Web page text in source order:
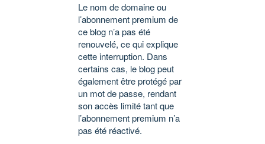
Le nom de domaine ou
l’abonnement premium de
ce blog n’a pas été
renouvelé, ce qui explique
cette interruption. Dans
certains cas, le blog peut
également être protégé par
un mot de passe, rendant
son accès limité tant que
l’abonnement premium n’a
pas été réactivé.